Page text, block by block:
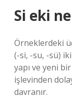
Si eki
Örneklerdeki
(-si, -su, -sü)
yapı ve yeni
işlevinden
davranır.